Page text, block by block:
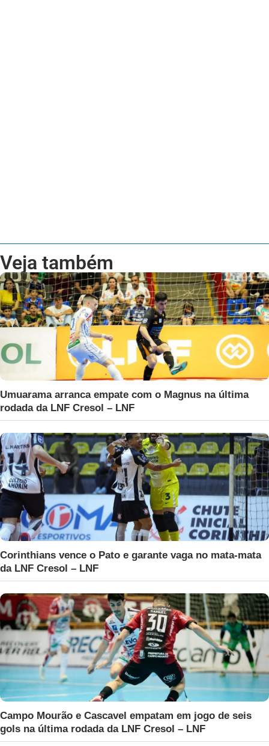
Veja também
Umuarama arranca empate com o Magnus na última
rodada da LNF Cresol – LNF
Corinthians vence o Pato e garante vaga no mata-mata
da LNF Cresol – LNF
Campo Mourão e Cascavel empatam em jogo de seis
gols na última rodada da LNF Cresol – LNF